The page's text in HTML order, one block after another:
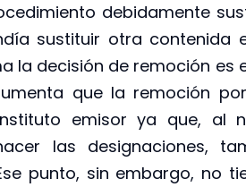
debidamente
sustituir otra contenida
la decisión de remoción es
que la remoción
emisor ya que, al
las designaciones,
punto, sin embargo, no